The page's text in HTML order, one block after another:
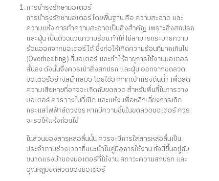
การบำรุงรักษามอเตอร์
การบำรุงรักษามอเตอร์โดยพื้นฐาน คือ ความสะอาด และ
ความแห้ง การทำความสะอาดเป็นสิ่งสำคัญ เพราะสิ่งสกปรก
และฝุ่น เป็นตัวฉนวนความร้อน ทำให้ไม่สามารถระบายความ
ร้อนออกจากมอเตอร์ได้ ซึ่งก่อให้เกิดความร้อนที่มากเกินไป
(Overheating) ที่มอเตอร์ และทำให้อายุการใช้งานมอเตอร์
สั้นลง ดังนั้นจึงควรเป่าสิ่งสกปรก และฝุ่น ออกจากขดลวด
มอเตอร์อย่างสม่ำเสมอ โดยใช้อากาศเป่าแรงดันต่ำ เพื่อลด
ความเสียหายที่อาจจะเกิดกับขดลวด สำหรับพื้นที่ในการวาง
มอเตอร์ ควรวางในที่เปิด และแห้ง เพื่อหลีกเลี่ยงการเกิด
กระแสไฟฟ้าลัดวงจร หากมีความชื้นในขดลวดมอเตอร์ ควร
จะรอให้แห้งก่อนใช้
ในส่วนของสารหล่อลื่นนั้น ควรจะมีการใส่สารหล่อลื่นเป็น
ประจำตามช่วงเวลาที่แนะนำในคู่มือการใช้งาน ทั้งนี้ขึ้นอยู่กับ
ขนาดแรงม้าของมอเตอร์ที่ใช้งาน สภาวะความสกปรก และ
อุณหภูมิขดลวดของมอเตอร์